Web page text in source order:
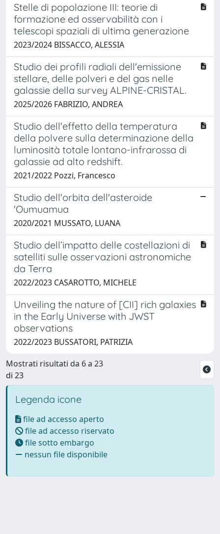
Stelle di popolazione III: teorie di
formazione ed osservabilità con i
telescopi spaziali di ultima generazione
2023/2024 BISSACCO, ALESSIA
Studio dei profili radiali dell'emissione
stellare, delle polveri e del gas nelle
galassie della survey ALPINE-CRISTAL.
2025/2026 FABRIZIO, ANDREA
Studio dell'effetto della temperatura
della polvere sulla determinazione della
luminosità totale lontano-infrarossa di
galassie ad alto redshift.
2021/2022 Pozzi, Francesco
Studio dell'orbita dell'asteroide
'Oumuamua
2020/2021 MUSSATO, LUANA
Studio dell’impatto delle costellazioni di
satelliti sulle osservazioni astronomiche
da Terra
2022/2023 CASAROTTO, MICHELE
Unveiling the nature of [CII] rich galaxies
in the Early Universe with JWST
observations
2022/2023 BUSSATORI, PATRIZIA
Mostrati risultati da 6 a 23
di 23
Legenda icone
file ad accesso aperto
file ad accesso riservato
file sotto embargo
nessun file disponibile